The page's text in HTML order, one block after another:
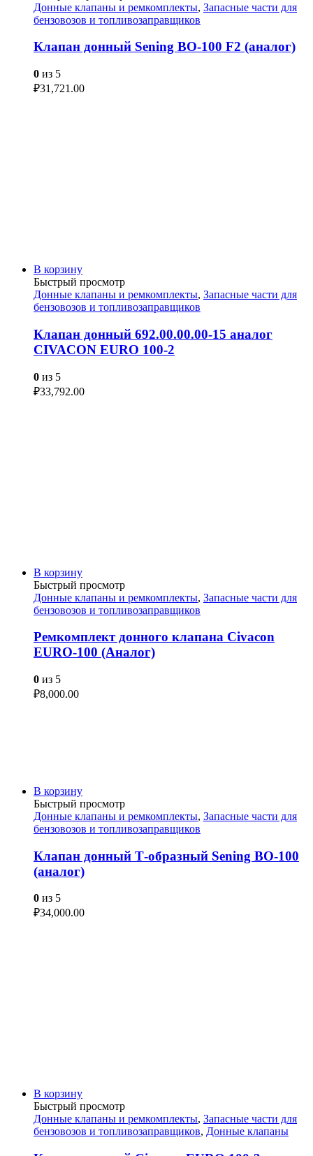
Донные клапаны и ремкомплекты, Запасные части для
бензовозов и топливозаправщиков
Клапан донный Sening BO-100 F2 (аналог)
0 из 5
₽31,721.00
В корзину
Быстрый просмотр
Донные клапаны и ремкомплекты, Запасные части для
бензовозов и топливозаправщиков
Клапан донный 692.00.00.00-15 аналог
CIVACON EURO 100-2
0 из 5
₽33,792.00
В корзину
Быстрый просмотр
Донные клапаны и ремкомплекты, Запасные части для
бензовозов и топливозаправщиков
Ремкомплект донного клапана Civacon
EURO-100 (Аналог)
0 из 5
₽8,000.00
В корзину
Быстрый просмотр
Донные клапаны и ремкомплекты, Запасные части для
бензовозов и топливозаправщиков
Клапан донный Т-образный Sening BO-100
(аналог)
0 из 5
₽34,000.00
В корзину
Быстрый просмотр
Донные клапаны и ремкомплекты, Запасные части для
бензовозов и топливозаправщиков, Донные клапаны